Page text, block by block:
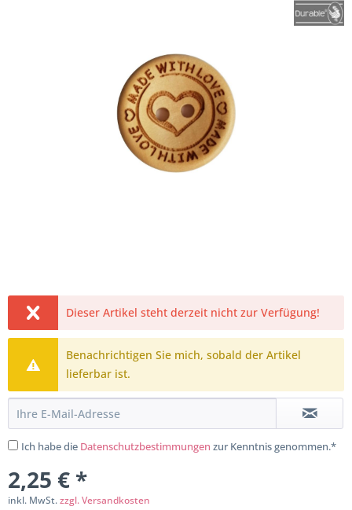
Dieser Artikel steht derzeit nicht zur Verfügung!
Benachrichtigen Sie mich, sobald der Artikel
lieferbar ist.
Ich habe die Datenschutzbestimmungen zur Kenntnis genommen.*
2,25 € *
inkl. MwSt.zzgl. Versandkosten